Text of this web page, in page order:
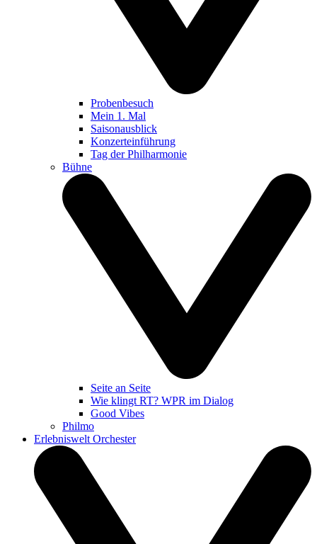
Probenbesuch
Mein 1. Mal
Saisonausblick
Konzerteinführung
Tag der Philharmonie
Bühne
Seite an Seite
Wie klingt RT? WPR im Dialog
Good Vibes
Philmo
Erlebniswelt Orchester